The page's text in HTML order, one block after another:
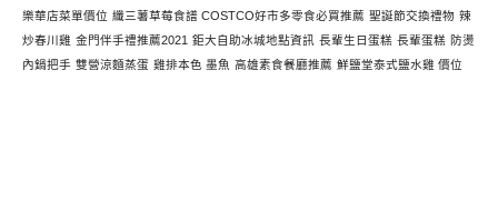
樂華店菜單價位 纖三薯草莓食譜 COSTCO好市多零食必買推薦 聖誕節交換禮物 辣
炒春川雞 金門伴手禮推薦2021 鉅大自助冰城地點資訊 長輩生日蛋糕 長輩蛋糕 防燙
內鍋把手 雙營涼麵蒸蛋 雞排本色 墨魚 高雄素食餐廳推薦 鮮鹽堂泰式鹽水雞 價位